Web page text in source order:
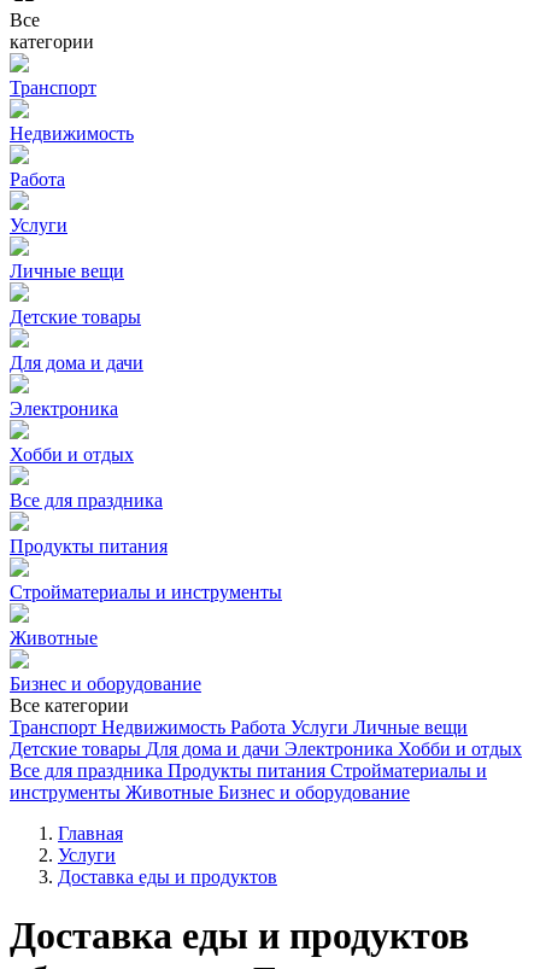
Все
категории
Транспорт
Недвижимость
Работа
Услуги
Личные вещи
Детские товары
Для дома и дачи
Электроника
Хобби и отдых
Все для праздника
Продукты питания
Стройматериалы и инструменты
Животные
Бизнес и оборудование
Все категории
Транспорт Недвижимость Работа Услуги Личные вещи
Детские товары Для дома и дачи Электроника Хобби и отдых
Все для праздника Продукты питания Стройматериалы и
инструменты Животные Бизнес и оборудование
Главная
Услуги
Доставка еды и продуктов
Доставка еды и продуктов